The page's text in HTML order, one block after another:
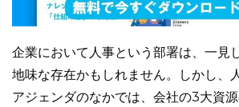
企業において人事という部署は、一見
地味な存在かもしれません。しかし、
アジェンダのなかでは、会社の3大資